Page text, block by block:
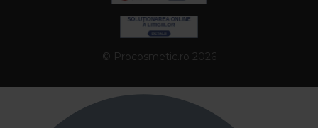
© Procosmetic.ro 2026